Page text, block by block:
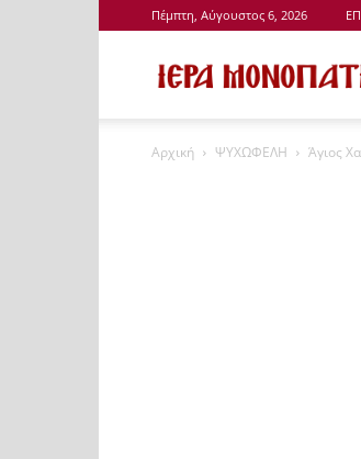
Πέμπτη, Αύγουστος 6, 2026
Αρχική ΨΥΧΩΦΕΛΗ Άγιος